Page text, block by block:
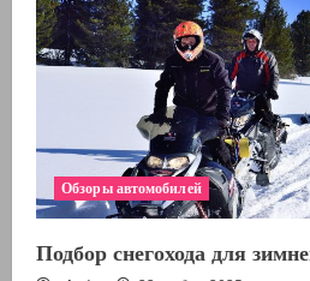
Обзоры автомобилей
Подбор снегохода для